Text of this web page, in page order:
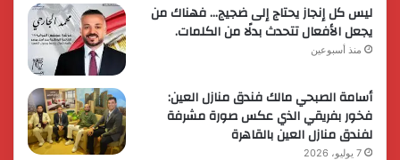
ليس كل إنجاز يحتاج إلى ضجيج… فهناك من
يجعل الأفعال تتحدث بدلًا من الكلمات.
منذ أسبوعين
أسامة الصبحي مالك فندق منازل العين:
فخور بفريقي الذي عكس صورة مشرفة
لفندق منازل العين بالقاهرة
7 يوليو، 2026